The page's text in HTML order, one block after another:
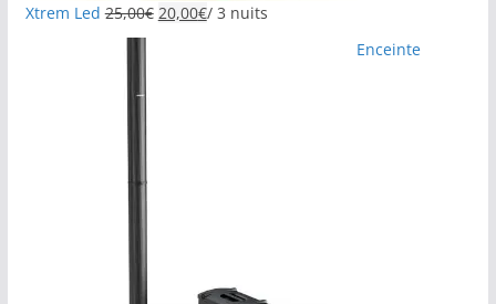
Xtrem Led 25,00€ 20,00€/ 3 nuits
Enceinte